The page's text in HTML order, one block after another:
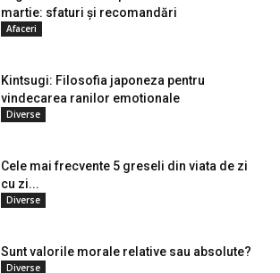
martie: sfaturi și recomandări
Afaceri
Kintsugi: Filosofia japoneza pentru
vindecarea ranilor emotionale
Diverse
Cele mai frecvente 5 greseli din viata de zi
cu zi...
Diverse
Sunt valorile morale relative sau absolute?
Diverse